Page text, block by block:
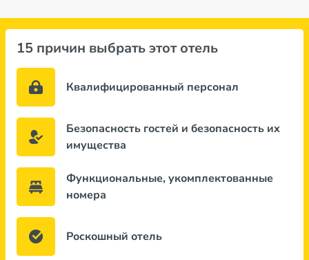
15 причин выбрать этот отель
Квалифицированный персонал
Безопасность гостей и безопасность их
имущества
Функциональные, укомплектованные
номера
Роскошный отель